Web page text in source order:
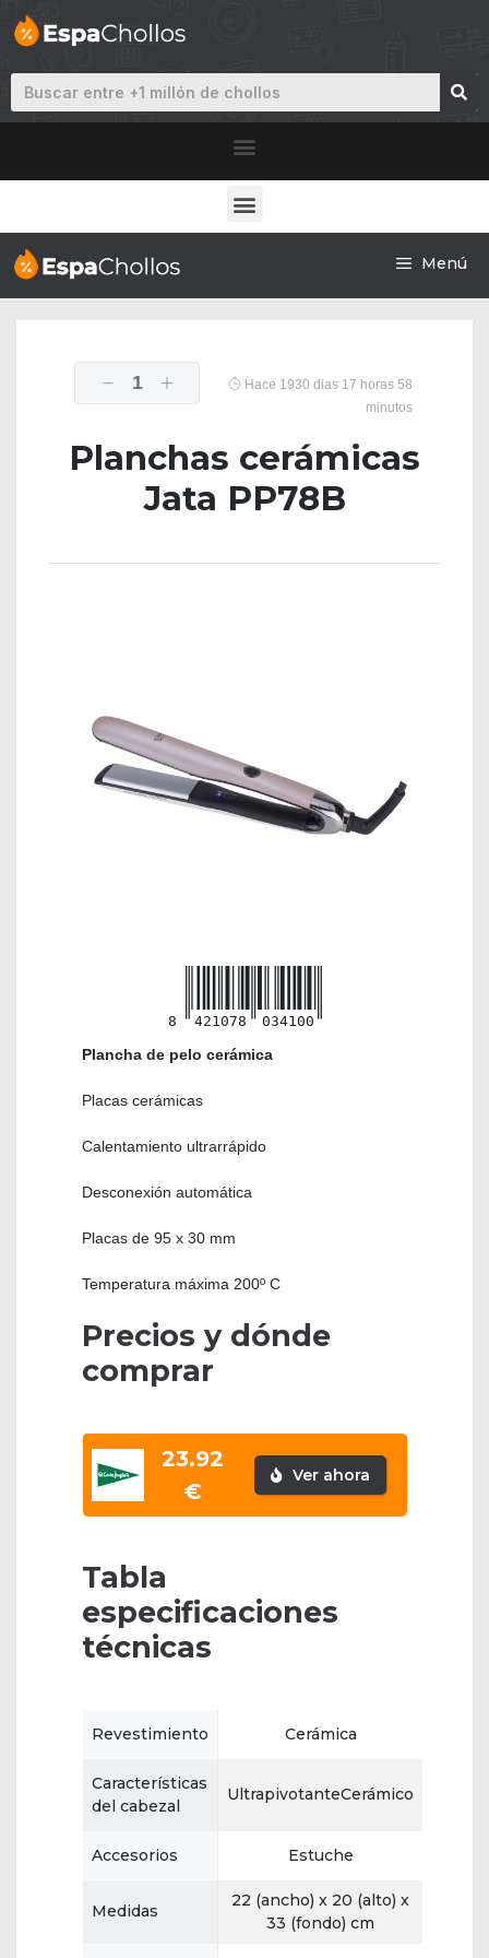
Menú
1
Hace 1930 dias 17 horas 58
minutos
Planchas cerámicas
Jata PP78B
8 421078 034100
Plancha de pelo cerámica
Placas cerámicas
Calentamiento ultrarrápido
Desconexión automática
Placas de 95 x 30 mm
Temperatura máxima 200º C
Precios y dónde
comprar
23.92
€
Ver ahora
Tabla
especificaciones
técnicas
Revestimiento Cerámica
Características
del cabezal
UltrapivotanteCerámico
Accesorios Estuche
Medidas
22 (ancho) x 20 (alto) x
33 (fondo) cm